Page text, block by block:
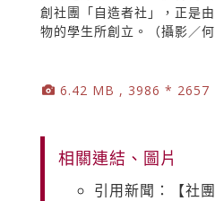
創社團「自造者社」，正是
物的學生所創立。（攝影／何
6.42 MB , 3986 * 2657
相關連結、圖片
引用新聞：【社